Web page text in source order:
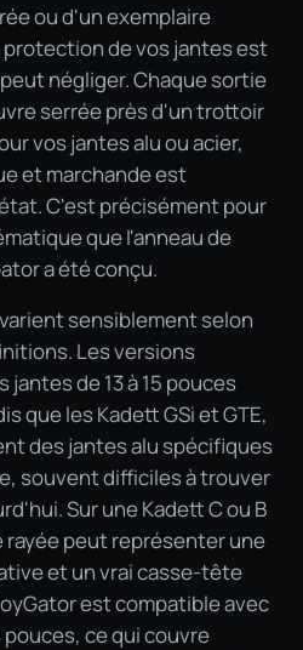
ou d'un exemplaire
de vos jantes est
négliger. Chaque sortie
serrée près d'un trottoir
vos jantes alu ou acier,
et marchande est
C'est précisément pour
que l'anneau de
a été conçu.
sensiblement selon
Les versions
de 13 à 15 pouces
que les Kadett GSi et GTE,
des jantes alu spécifiques
souvent difficiles à trouver
Sur une Kadett C ou B
peut représenter une
et un vrai casse-tête
est compatible avec
pouces, ce qui couvre